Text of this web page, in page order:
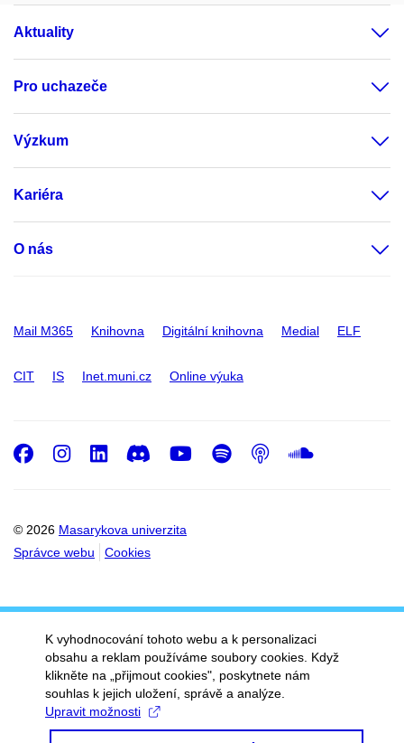
Aktuality
Pro uchazeče
Výzkum
Kariéra
O nás
Mail M365 Knihovna Digitální knihovna Medial ELF
CIT IS Inet.muni.cz Online výuka
© 2026 Masarykova univerzita
Správce webu
Cookies
Facebook
Instagram
LinkedIn
DiscordYoutube
Spotify
Podcast
K vyhodnocování tohoto webu a k personalizaci
obsahu a reklam používáme soubory cookies. Když
klikněte na „přijmout cookies", poskytnete nám
souhlas k jejich uložení, správě a analýze.
Upravit možnosti